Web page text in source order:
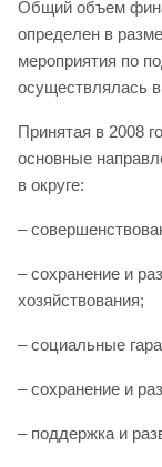
Общий объем
определен в
мероприятия по
осуществлялась
Принятая в 2008
основные
в округе:
–
– cохранение и
хозяйствования;
– cоциальные
– cохранение и
– поддержка и